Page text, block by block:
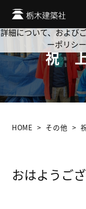
祝
HOME その他
おはようござ
Cookie を使用して、
か? 当社ではお客様の
詳細について、および
ーポリシ